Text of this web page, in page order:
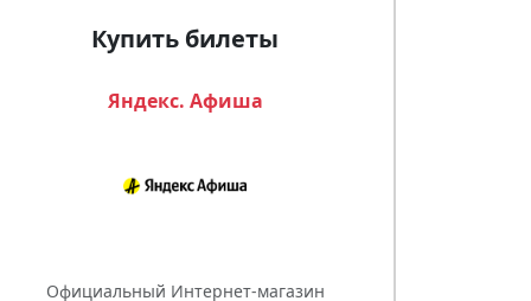
Купить билеты
Яндекс. Афиша
Официальный Интернет-магазин